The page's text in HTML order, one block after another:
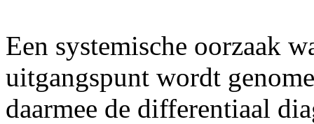
Een systemische oorzaak
uitgangspunt wordt
daarmee de differentiaal